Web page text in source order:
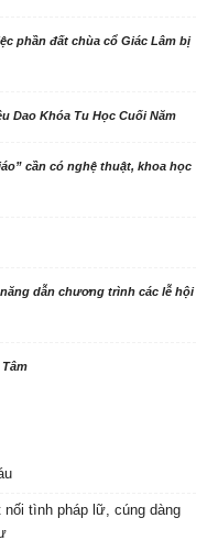
phần đất chùa cổ Giác Lâm bị
Dao Khóa Tu Học Cuối Năm
cần có nghệ thuật, khoa học
dẫn chương trình các lễ hội
tình pháp lữ, cúng dàng